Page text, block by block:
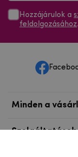
Hozzájárulok a
feldolgozásához.
Minden a
Szolgáltatások